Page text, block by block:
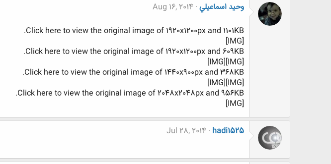
وحيد اسماعيلي Aug 16, 2014
Click here to view the original image of 1920x1200px and 1101KB.
[IMG]
Click here to view the original image of 1920x1200px and 609KB.
[IMG][IMG]
Click here to view the original image of 1440x900px and 368KB.
[IMG][IMG]
Click here to view the original image of 2048x2048px and 956KB.
[IMG]
hadi1525
Jul 28, 2014